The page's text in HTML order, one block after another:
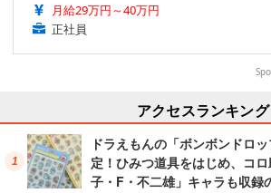
月給29万円～40万円
正社員
アクセスランキング
ドラえもんの「ボンボンドロ
定！ひみつ道具をはじめ、コ
子・F・不二雄」キャラも収録